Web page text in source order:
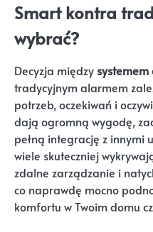
Smart kontra
wybrać?
Decyzja między
tradycyjnym alarmem
potrzeb, oczekiwań i
dają ogromną wygodę,
pełną integrację z innymi
wiele skuteczniej
zdalne zarządzanie i
co naprawdę mocno
komfortu w Twoim domu